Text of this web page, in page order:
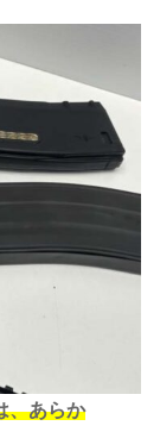
、あらか